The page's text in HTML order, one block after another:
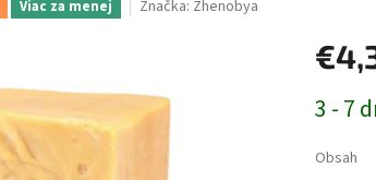
Viac za menej Značka: Zhenobya
cena:
3 - 7
Obsah